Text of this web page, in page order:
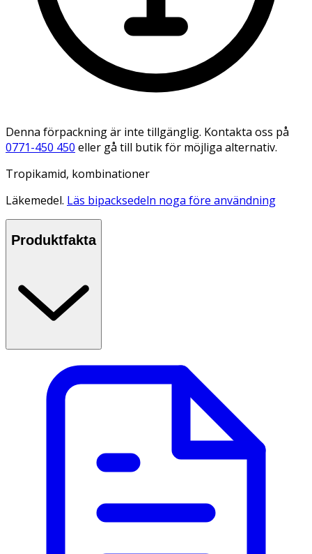
Denna förpackning är inte tillgänglig. Kontakta oss på
0771-450 450 eller gå till butik för möjliga alternativ.
Tropikamid, kombinationer
Läkemedel. Läs bipacksedeln noga före användning
Produktfakta